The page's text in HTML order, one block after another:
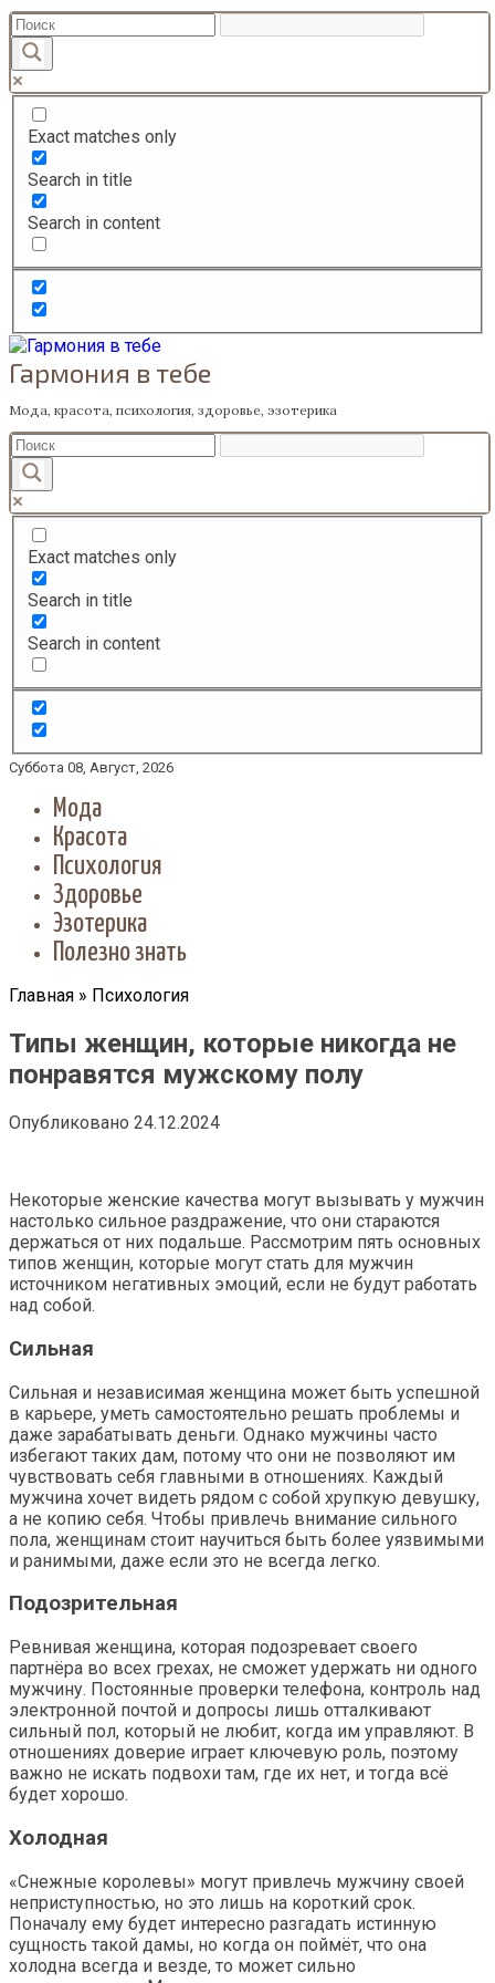
Перейти
к
содержанию
Exact matches only
Search in title
Search in content
Гармония в тебе
Мода, красота, психология, здоровье, эзотерика
Exact matches only
Search in title
Search in content
Суббота 08, Август, 2026
Мода
Красота
Психология
Здоровье
Эзотерика
Полезно знать
Главная » Психология
Типы женщин, которые никогда не
понравятся мужскому полу
Опубликовано 24.12.2024
Некоторые женские качества могут вызывать у мужчин
настолько сильное раздражение, что они стараются
держаться от них подальше. Рассмотрим пять основных
типов женщин, которые могут стать для мужчин
источником негативных эмоций, если не будут работать
над собой.
Сильная
Сильная и независимая женщина может быть успешной
в карьере, уметь самостоятельно решать проблемы и
даже зарабатывать деньги. Однако мужчины часто
избегают таких дам, потому что они не позволяют им
чувствовать себя главными в отношениях. Каждый
мужчина хочет видеть рядом с собой хрупкую девушку,
а не копию себя. Чтобы привлечь внимание сильного
пола, женщинам стоит научиться быть более уязвимыми
и ранимыми, даже если это не всегда легко.
Подозрительная
Ревнивая женщина, которая подозревает своего
партнёра во всех грехах, не сможет удержать ни одного
мужчину. Постоянные проверки телефона, контроль над
электронной почтой и допросы лишь отталкивают
сильный пол, который не любит, когда им управляют. В
отношениях доверие играет ключевую роль, поэтому
важно не искать подвохи там, где их нет, и тогда всё
будет хорошо.
Холодная
«Снежные королевы» могут привлечь мужчину своей
неприступностью, но это лишь на короткий срок.
Поначалу ему будет интересно разгадать истинную
сущность такой дамы, но когда он поймёт, что она
холодна всегда и везде, то может сильно